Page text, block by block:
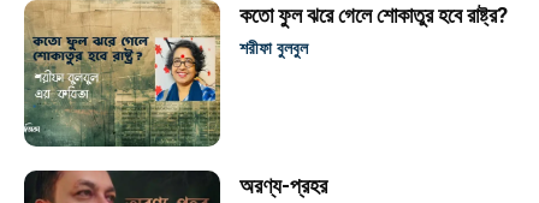
কতো ফুল ঝরে গেলে শোকাতুর হবে রাষ্ট্র?
শরীফা বুলবুল
অরণ্য-প্রহর